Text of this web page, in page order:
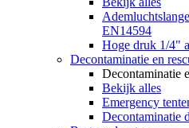
EN14594
Hoge druk 1/4"
Decontaminatie en
Decontaminatie
Bekijk alles
Emergency
Decontaminatie